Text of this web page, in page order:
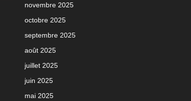
novembre 2025
octobre 2025
septembre 2025
août 2025
juillet 2025
juin 2025
mai 2025